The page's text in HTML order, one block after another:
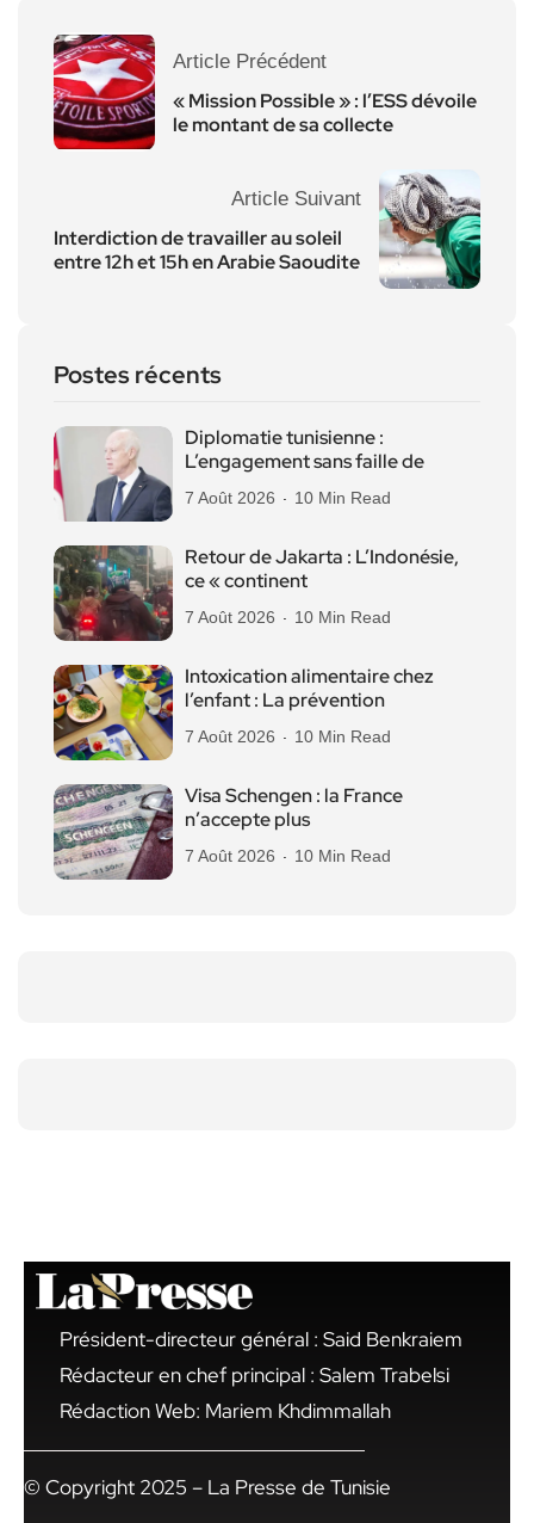
Article Précédent
« Mission Possible » : l’ESS dévoile
le montant de sa collecte
Article Suivant
Interdiction de travailler au soleil
entre 12h et 15h en Arabie Saoudite
Postes récents
Diplomatie tunisienne :
L’engagement sans faille de
7 Août 2026 10 Min Read
Retour de Jakarta : L’Indonésie,
ce « continent
7 Août 2026 10 Min Read
Intoxication alimentaire chez
l’enfant : La prévention
7 Août 2026 10 Min Read
Visa Schengen : la France
n’accepte plus
7 Août 2026 10 Min Read
Président-directeur général : Said Benkraiem
Rédacteur en chef principal : Salem Trabelsi
Rédaction Web: Mariem Khdimmallah
© Copyright 2025 – La Presse de Tunisie